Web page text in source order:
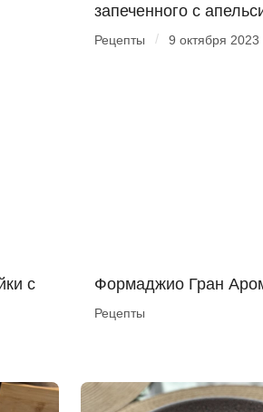
запеченного с
Рецепты / 9 октября 2023
с
Формаджио Гран
Рецепты